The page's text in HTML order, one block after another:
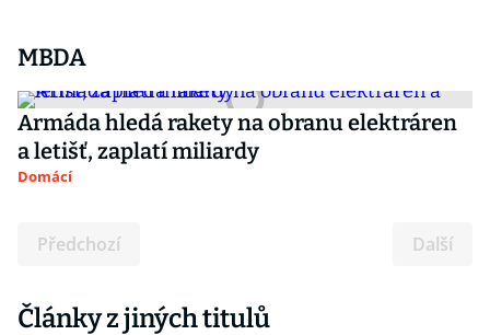
MBDA
Armáda hledá rakety na obranu elektráren
a letišť, zaplatí miliardy
Domácí
Předchozí Další
Články z jiných titulů